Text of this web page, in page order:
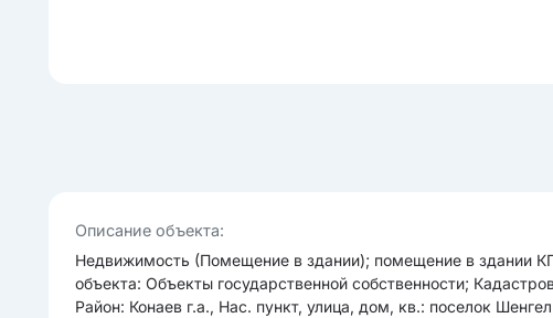
Опиcание объекта:
Недвижимость (Помещение в здании); помещение в здании
объекта: Объекты государственной собственности;
Район: Конаев г.а., Нас. пункт, улица, дом, кв.: поселок